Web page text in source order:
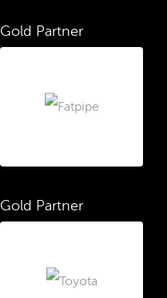
Gold Partner
Gold Partner